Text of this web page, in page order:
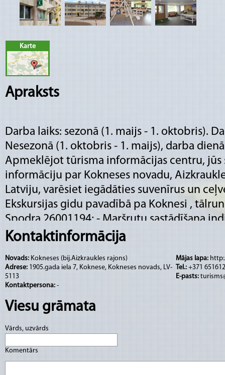
Karte
Apraksts
Darba laiks: sezonā (1. maijs - 1. oktobris).
Nesezonā (1. oktobris - 1. maijs), darba
Apmeklējot tūrisma informācijas centru, jūs
informāciju par Kokneses novadu,
Latviju, varēsiet iegādāties suvenīrus un
Ekskursijas gidu pavadībā pa Koknesi ,
Spodra 26001194; - Maršrutu sastādīšana
pakalpojumiem.
Kontaktinformācija
Novads: Kokneses (bij.Aizkraukles rajons)
Adrese: 1905.gada iela 7, Koknese, Kokneses novads, LV-
5113
Kontaktpersona: -
Mājas lapa:
Tel.: +371
E-pasts:
Viesu grāmata
Vārds, uzvārds
Komentārs